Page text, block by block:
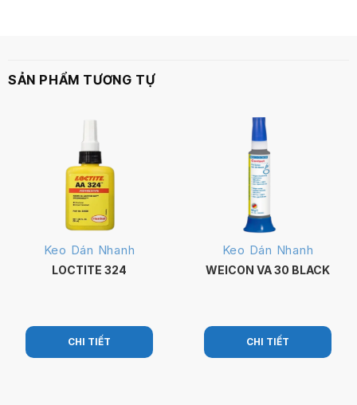
SẢN PHẨM TƯƠNG TỰ
Keo Dán Nhanh
LOCTITE 324
CHI TIẾT
Keo Dán Nhanh
WEICON VA 30 BLACK
CHI TIẾT